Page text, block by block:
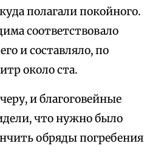
полагали покойного.
соответствовало
и составляло, по
около ста.
и благоговейные
что нужно было
обряды погребения